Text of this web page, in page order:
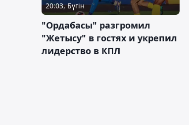
20:03, Бүгін
"Ордабасы" разгромил
"Жетысу" в гостях и укрепил
лидерство в КПЛ